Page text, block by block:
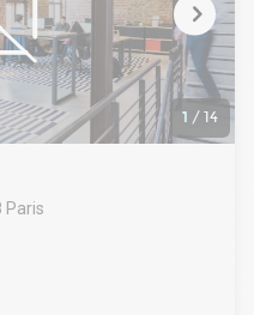
1 / 14
Paris
simple.